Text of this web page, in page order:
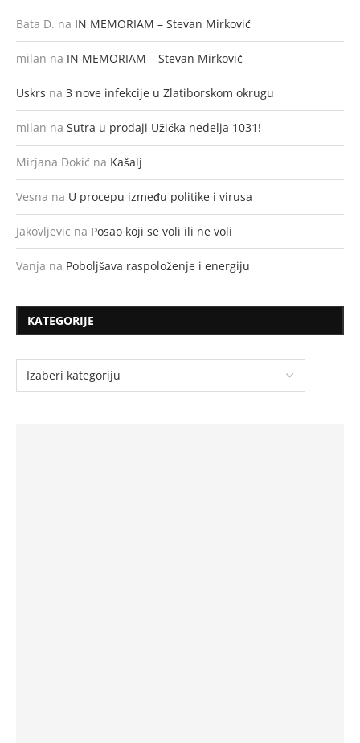
Bata D. na IN MEMORIAM – Stevan Mirković
milan na IN MEMORIAM – Stevan Mirković
Uskrs na 3 nove infekcije u Zlatiborskom okrugu
milan na Sutra u prodaji Užička nedelja 1031!
Mirjana Dokić na Kašalj
Vesna na U procepu između politike i virusa
Jakovljevic na Posao koji se voli ili ne voli
Vanja na Poboljšava raspoloženje i energiju
KATEGORIJE